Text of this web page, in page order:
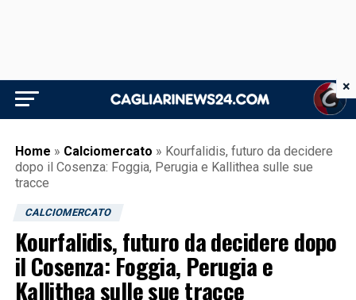
Home » Calciomercato » Kourfalidis, futuro da decidere
dopo il Cosenza: Foggia, Perugia e Kallithea sulle sue
tracce
CALCIOMERCATO
Kourfalidis, futuro da decidere dopo
il Cosenza: Foggia, Perugia e
Kallithea sulle sue tracce
×